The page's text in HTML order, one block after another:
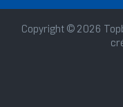
Copyright © 2026